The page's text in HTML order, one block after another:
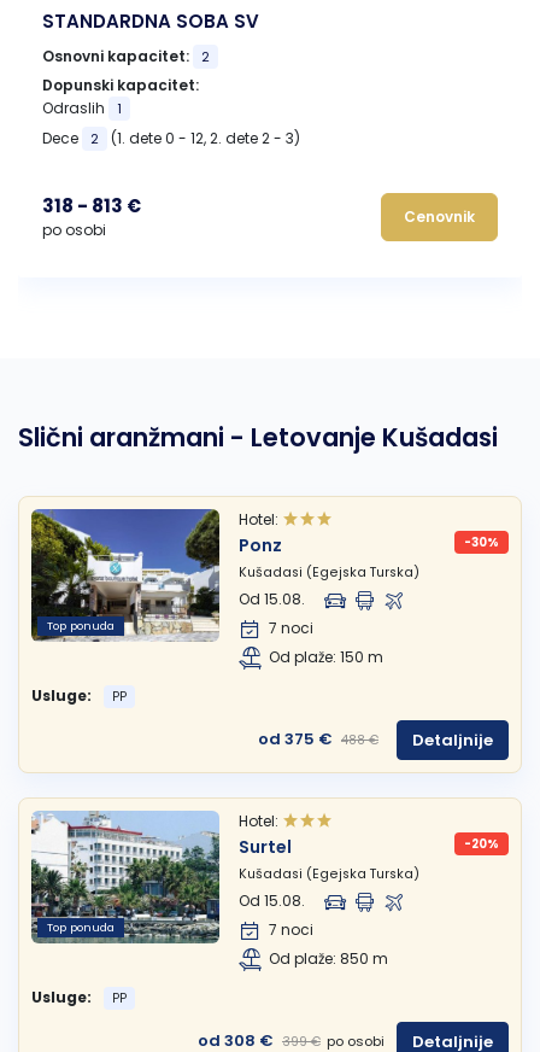
STANDARDNA SOBA SV
Osnovni kapacitet: 2
Dopunski kapacitet:
Odraslih
1
Dece 2 (1. dete 0 - 12, 2. dete 2 - 3)
318 - 813 €
po osobi
Cenovnik
Slični aranžmani - Letovanje Kušadasi
Top ponuda
Hotel:
Ponz -30%
Kušadasi (Egejska Turska)
Od 15.08.
7 noci
Od plaže: 150 m
Usluge:
PP
od 375 € 488 € Detaljnije
Top ponuda
Hotel:
Surtel -20%
Kušadasi (Egejska Turska)
Od 15.08.
7 noci
Od plaže: 850 m
Usluge:
PP
od 308 € 399 € po osobi Detaljnije